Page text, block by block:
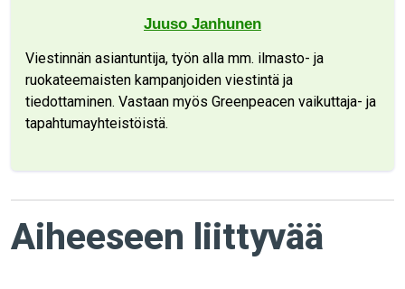
Juuso Janhunen
Viestinnän asiantuntija, työn alla mm. ilmasto- ja
ruokateemaisten kampanjoiden viestintä ja
tiedottaminen. Vastaan myös Greenpeacen vaikuttaja- ja
tapahtumayhteistöistä.
Aiheeseen liittyvää